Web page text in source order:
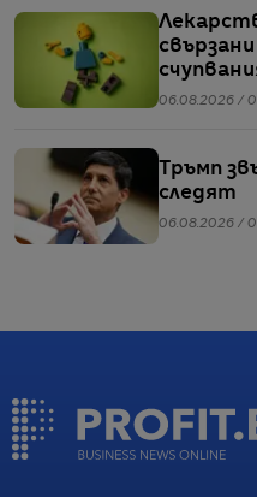
диабет,
06.08.2026 /
Тръмп
следят
06.08.2026 /